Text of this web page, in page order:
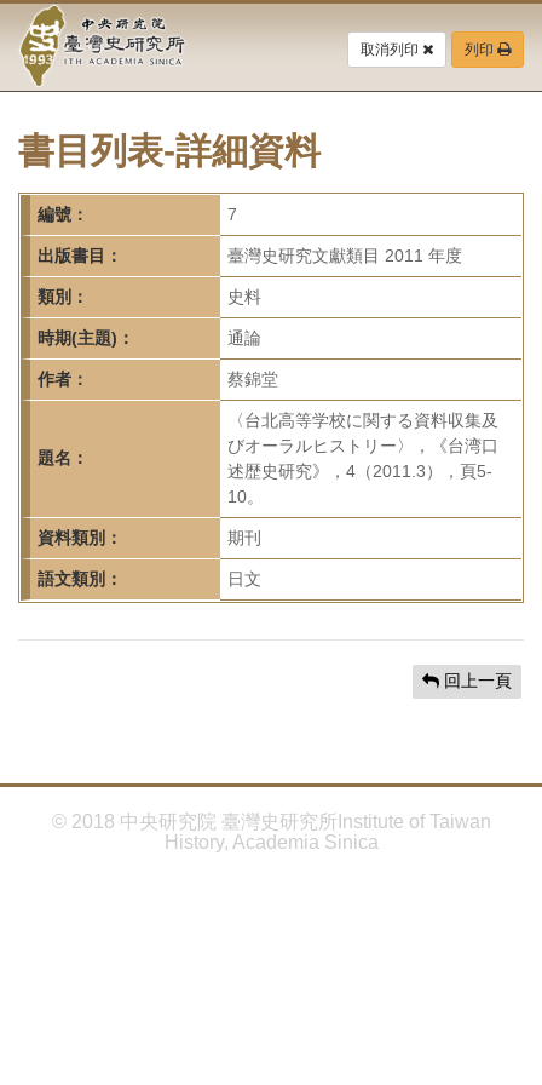
要
中
央
研
究
院-
臺
灣
史
研
究
首
頁
取消列印 列印
書目列表-詳細資料
編號： 7
出版書目： 臺灣史研究文獻類目 2011 年度
類別： 史料
時期(主題)： 通論
作者： 蔡錦堂
題名：
〈台北高等学校に関する資料収集及
びオーラルヒストリー〉，《台湾口
述歴史研究》，4（2011.3），頁5-
10。
資料類別： 期刊
語文類別： 日文
回上一頁
© 2018 中央研究院 臺灣史研究所Institute of Taiwan
History, Academia Sinica